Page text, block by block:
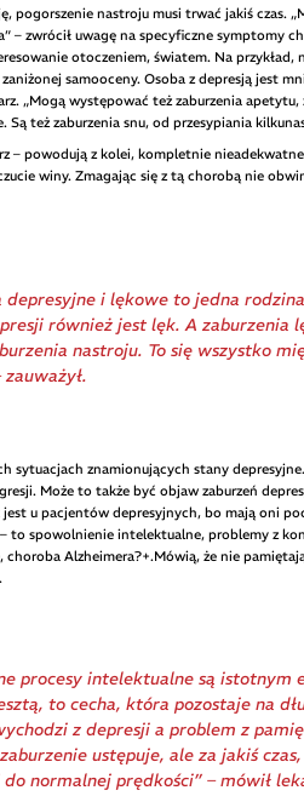
pogorszenie nastroju musi trwać jakiś czas.
– zwrócił uwagę na specyficzne symptomy
otoczeniem, światem. Na przykład,
samooceny. Osoba z depresją jest
„Mogą występować też zaburzenia
też zaburzenia snu, od przesypiania
– powodują z kolei, kompletnie
winy. Zmagając się z tą chorobą nie
depresyjne i lękowe to jedna
również jest lęk. A zaburzenia
nastroju. To się wszystko
sytuacjach znamionujących stany
Może to także być objaw zaburzeń
u pacjentów depresyjnych, bo mają oni
to spowolnienie intelektualne, problemy z
Alzheimera?+.Mówią, że nie
procesy intelektualne są istotnym
to cecha, która pozostaje na
z depresji a problem z
ustępuje, ale za jakiś
normalnej prędkości” – mówił